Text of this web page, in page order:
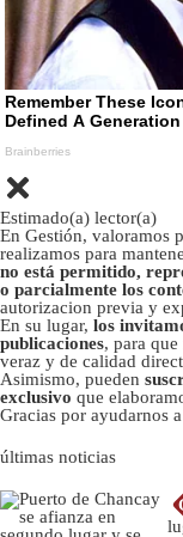
Estimado(a) lector(a)
En Gestión, valoramos
realizamos para
no está permitido,
o parcialmente los
autorizacion previa y
En su lugar, los
publicaciones, para
veraz y de calidad
Asimismo, pueden
exclusivo que
Gracias por ayudarnos
últimas noticias